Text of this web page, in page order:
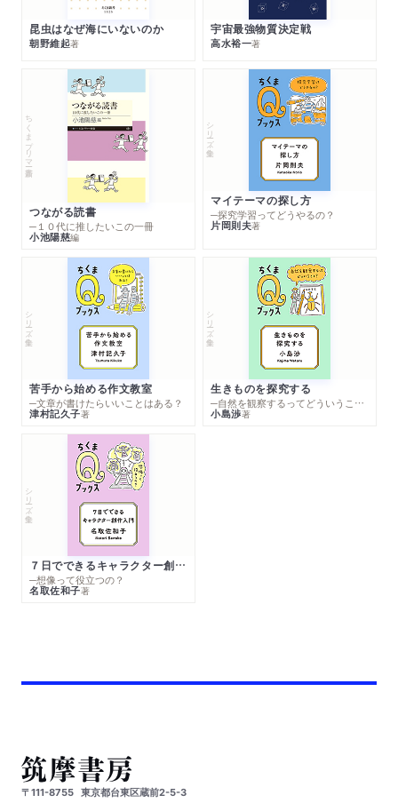
昆虫はなぜ海にいないのか
朝野維起著
宇宙最強物質決定戦
高水裕一著
ちくまプリマー新書
つながる読書
─１０代に推したいこの一冊
小池陽慈編
シリーズ・全集
マイテーマの探し方
─探究学習ってどうやるの？
片岡則夫著
シリーズ・全集
苦手から始める作文教室
─文章が書けたらいいことはある？
津村記久子著
シリーズ・全集
生きものを探究する
─自然を観察するってどういうこと？
小島渉著
シリーズ・全集
７日でできるキャラクター創作入門
─想像って役立つの？
名取佐和子著
〒111-8755 東京都台東区蔵前2-5-3